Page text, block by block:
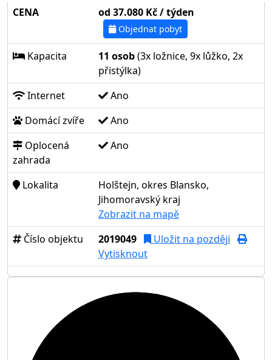
CENA od 37.080 Kč / týden
Objednat pobyt
Kapacita 11 osob(3x ložnice, 9x lůžko, 2x
přistýlka)
Internet
Ano
Domácí zvíře
Ano
Oplocená
zahrada
Ano
Lokalita
Holštejn, okres Blansko,
Jihomoravský kraj
Zobrazit na mapě
Číslo objektu
2019049
Uložit na později
Vytisknout